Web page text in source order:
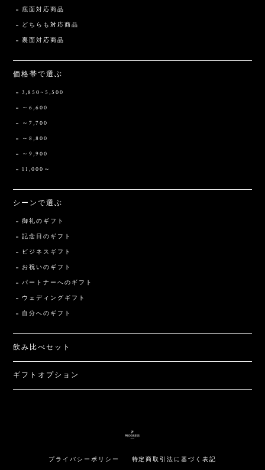
底面対応商品
どちらも対応商品
裏面対応商品
価格帯で選ぶ
3,850~5,500
～6,600
～7,700
～8,800
～9,900
11,000～
シーンで選ぶ
御礼のギフト
記念日のギフト
ビジネスギフト
お祝いのギフト
パートナーへのギフト
ウェディングギフト
自分へのギフト
飲み比べセット
ギフトオプション
プライバシーポリシー 特定商取引法に基づく表記